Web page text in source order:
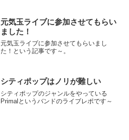
元気玉ライブに参加させてもらい
ました！
元気玉ライブに参加させてもらいまし
た！という記事です～。
シティポップはノリが難しい
シティポップのジャンルをやっている
Primalというバンドのライブレポです～